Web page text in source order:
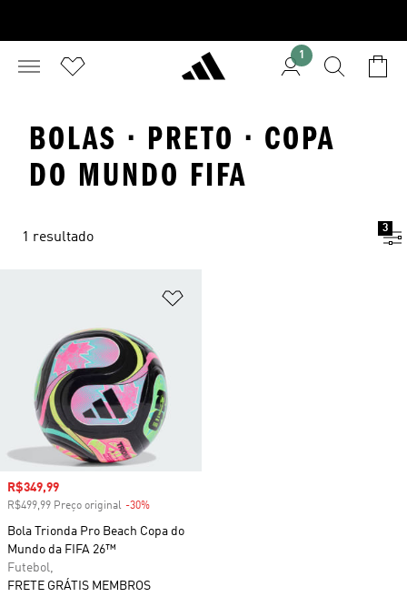
1
BOLAS · PRETO · COPA
DO MUNDO FIFA
1 resultado
3
Preço com desconto
R$349,99
R$499,99 Preço original -30%
Bola Trionda Pro Beach Copa do
Mundo da FIFA 26™
Futebol,
FRETE GRÁTIS MEMBROS